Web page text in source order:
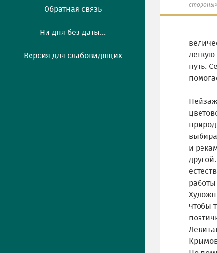
Обратная связь
Ни дня без даты...
Версия для слабовидящих
легкую
путь.
и
чтобы